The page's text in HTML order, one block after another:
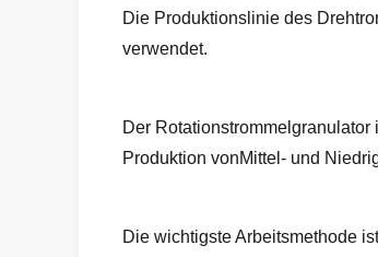
Die Produktionslinie des
verwendet.
Der
Produktion vonMittel- und
Die wichtigste Arbeitsmethode